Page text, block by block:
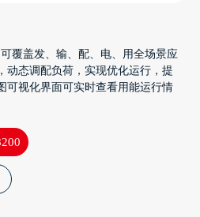
覆盖发、输、配、电、用全场景应
动态调配负荷，实现优化运行，提
可视化界面可实时查看用能运行情